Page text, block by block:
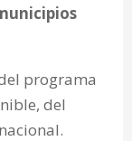
programa
del